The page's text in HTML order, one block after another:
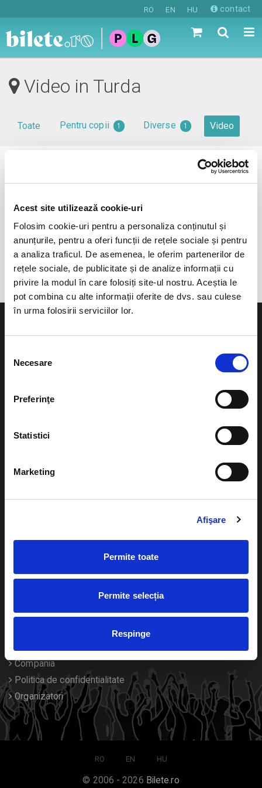
Acest site utilizează cookie-uri
Folosim cookie-uri pentru a personaliza conținutul și
anunțurile, pentru a oferi funcții de rețele sociale și pentru
a analiza traficul. De asemenea, le oferim partenerilor de
rețele sociale, de publicitate și de analize informații cu
privire la modul în care folosiți site-ul nostru. Aceștia le
pot combina cu alte informații oferite de dvs. sau culese
în urma folosirii serviciilor lor.
consimțământului
Necesare
Preferinţe
Statistici
Marketing
Afişare
Permite toate
Permite selecția
Respinge
RO EN HU contact
Video in Turda
Toate Pentru copii 1 Diverse 1 Video
0 evenimente in viitorul apropiat
anunta-ma pe email cand apare urmatorul eveniment la
Turda
Duplicare bilete
Teatru
festivaluri
Diverse
Contact
Despre Cookies
Compania
Politica de confidentialitate
Organizatori
RO EN HU
© 2006 - 2026 Bilete.ro